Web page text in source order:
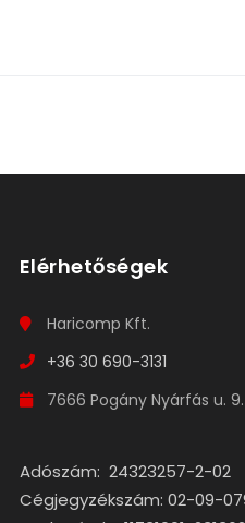
Elérhetőségek
Haricomp Kft.
+36 30 690-3131
7666 Pogány Nyárfás u. 9.
Adószám: 24323257-2-02
Cégjegyzékszám: 02-09-